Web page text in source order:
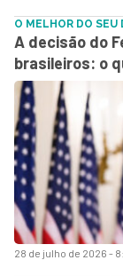
28 de julho de 2026 -
O MELHOR DO SEU
A decisão do
brasileiros: o